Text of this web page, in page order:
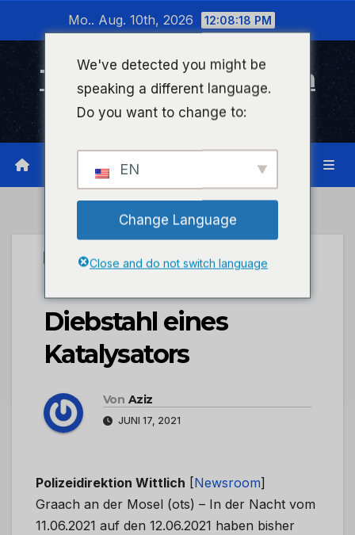
wechseln
Mo.. Aug. 10th, 2026 12:08:18 PM
Timeline Bad Kreuznach
Infonetzwerk für Bad Kreuznach
UNCATEGORIZED
POL-PDWIL:
Diebstahl eines
Katalysators
Von Aziz
JUNI 17, 2021
Polizeidirektion Wittlich [Newsroom]
Graach an der Mosel (ots) – In der Nacht vom
11.06.2021 auf den 12.06.2021 haben bisher
We've detected you might be
speaking a different language.
Do you want to change to:
EN
Change Language
Close and do not switch language